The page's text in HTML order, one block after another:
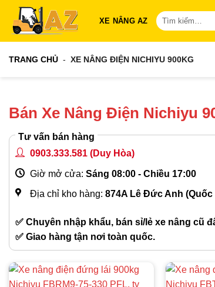
qua
nội
XE NÂNG AZ
Tìm
kiếm:
TRANG CHỦ - XE NÂNG ĐIỆN NICHIYU 900KG
Bán Xe Nâng Điện Nichiyu
Tư vấn bán hàng
0903.333.581 (Duy Hòa)
Giờ mở cửa: Sáng 08:00 - Chiều 17:00
Địa chỉ kho hàng: 874A Lê Đức Anh (Quốc
✅ Chuyên nhập khẩu, bán sỉ/lẻ xe nâng cũ
✅ Giao hàng tận nơi toàn quốc.